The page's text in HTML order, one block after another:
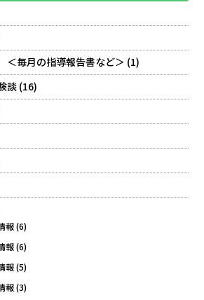
毎月の指導報告書など＞ (1)
談 (16)
報(6)
報(6)
報(5)
報(3)